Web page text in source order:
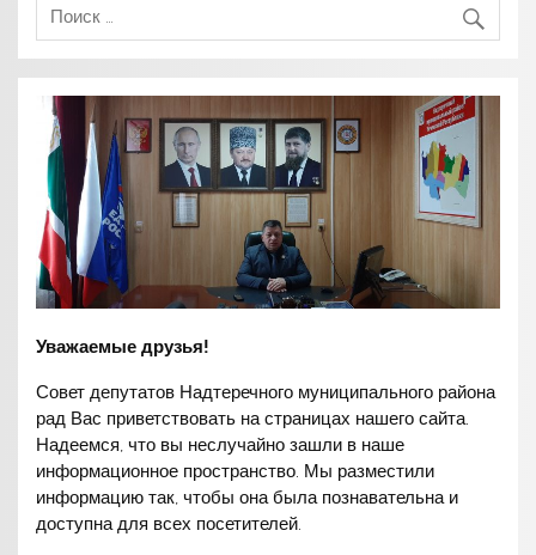
Уважаемые друзья!
Совет депутатов Надтеречного муниципального района
рад Вас приветствовать на страницах нашего сайта.
Надеемся, что вы неслучайно зашли в наше
информационное пространство. Мы разместили
информацию так, чтобы она была познавательна и
доступна для всех посетителей.